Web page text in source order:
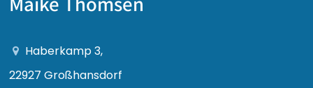
Haberkamp 3,
22927 Großhansdorf